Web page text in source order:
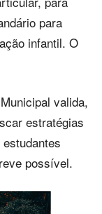
para
infantil. O
valida,
estratégias
possível.